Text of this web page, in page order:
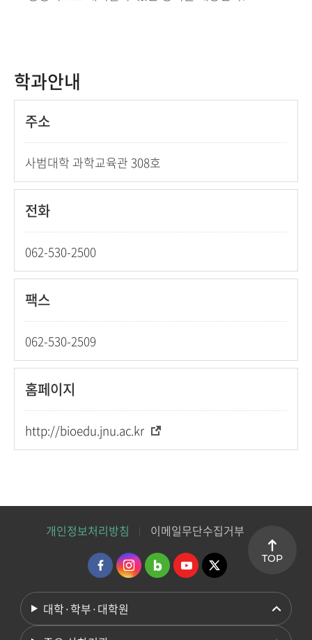
학과안내
주소
사범대학 과학교육관 308호
전화
062-530-2500
팩스
062-530-2509
홈페이지
http://bioedu.jnu.ac.kr
개인정보처리방침 이메일무단수집거부
대학·학부·대학원
TOP